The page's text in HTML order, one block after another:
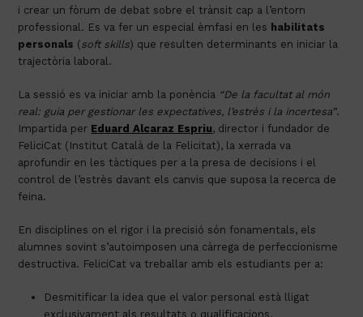
i crear un fòrum de debat sobre el trànsit cap a l’entorn
professional. Es va fer un especial èmfasi en les habilitats
personals (soft skills) que resulten determinants en iniciar la
trajectòria laboral.
La sessió es va iniciar amb la ponència “De la facultat al món
real: guia per gestionar les expectatives, l’estrès i la incertesa”.
Impartida per Eduard Alcaraz Espriu, director i fundador de
FeliciCat (Institut Català de la Felicitat), la xerrada va
aprofundir en les tàctiques per a la presa de decisions i el
control de l’estrès davant els canvis que suposa la recerca de
feina.
En disciplines on el rigor i la precisió són fonamentals, els
alumnes sovint s’autoimposen una càrrega de perfeccionisme
destructiva. FeliciCat va treballar amb els estudiants per a:
Desmitificar la idea que el valor personal està lligat
exclusivament als resultats o qualificacions.